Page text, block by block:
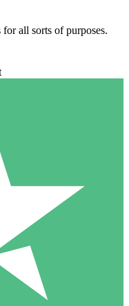
all sorts of purposes.